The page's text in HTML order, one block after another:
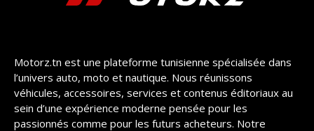
Motorz.tn est une plateforme tunisienne spécialisée dans
l’univers auto, moto et nautique. Nous réunissons
véhicules, accessoires, services et contenus éditoriaux au
sein d’une expérience moderne pensée pour les
passionnés comme pour les futurs acheteurs. Notre